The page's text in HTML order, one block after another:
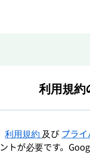
利用規約
利用規約 及び プラ
トが必要です。